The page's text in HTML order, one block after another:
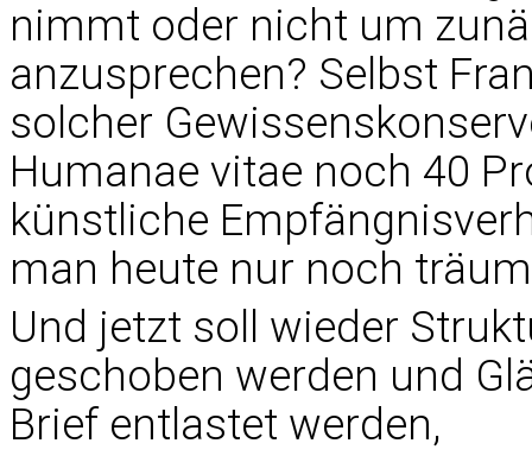
nimmt oder nicht um
anzusprechen? Selbst
solcher
Humanae vitae noch 40
künstliche
man heute nur noch
Und jetzt soll wieder
geschoben werden und
Brief entlastet werden,